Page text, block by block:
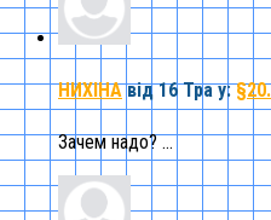
НИХІНА від 16 Трау:
Зачем надо? ...